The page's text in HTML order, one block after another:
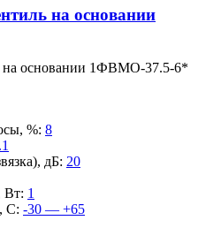
на основании
на основании 1ФВМO-37.5-6*
%: 8
дБ: 20
Вт: 1
С: -30 — +65